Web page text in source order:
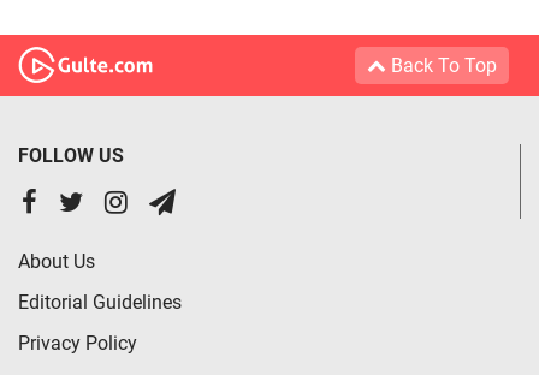
Back To Top
FOLLOW US
About Us
Editorial Guidelines
Privacy Policy